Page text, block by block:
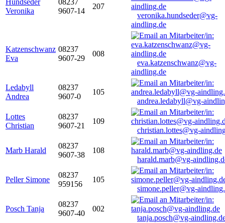
Hundseder
Veronika
08237
9607-14
207
veronika.hundseder@vg-
aindling.de
Katzenschwanz
Eva
08237
9607-29
008
eva.katzenschwanz@vg-
aindling.de
Ledabyll
Andrea
08237
9607-0
105
andrea.ledabyll@vg-
Lottes
Christian
08237
9607-21
109
christian.lottes@vg-
Marb Harald
08237
9607-38
108
harald.marb@vg-
Peller Simone
08237
959156
105
simone.peller@vg-
Posch Tanja
08237
9607-40
002
tanja.posch@vg-